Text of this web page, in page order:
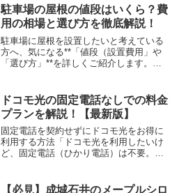
が、２月上旬にも関わらずまったく流氷
のかけらもありませんでし...
駐車場の屋根の値段はいくら？費
用の相場と選び方を徹底解説！
駐車場に屋根を設置したいと考えている
方へ、気になる**「値段（設置費用」や
「選び方」**を詳しくご紹介します。こ
ずに理想の屋根付き駐車場を手に入れる
方法が分かります。＞...
ドコモ光の固定電話なしでの料金
プランを解説！【最新版】
固定電話を契約せずにドコモ光をお得に
利用する方法「ドコモ光を利用したいけ
ど、固定電話（ひかり電話）は不要。で
では、固定電話なしでドコモ光を契約し
【必見】成城石井のメープルシロ